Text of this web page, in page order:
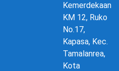
Kemerdekaan
KM 12, Ruko
No.17,
Kapasa, Kec.
Tamalanrea,
Kota